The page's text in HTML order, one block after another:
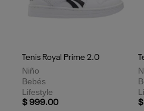
Tenis Royal Prime 2.0
Niño
Bebés
Lifestyle
$ 999.00